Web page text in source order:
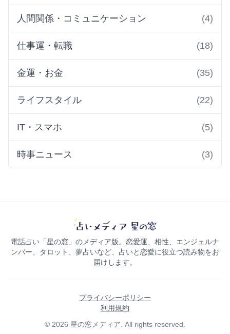
人間関係・コミュニケーション (4)
仕事運・転職 (18)
金運・お金 (35)
ライフスタイル (22)
IT・スマホ (5)
時事ニュース (3)
電話占い「星の窓」のメディア版。恋愛運、相性、エンジェルナ
ンバー、タロット、夢占いなど、占いと恋愛に役立つ読み物をお
届けします。
プライバシーポリシー
利用規約
© 2026 星の窓メディア. All rights reserved.